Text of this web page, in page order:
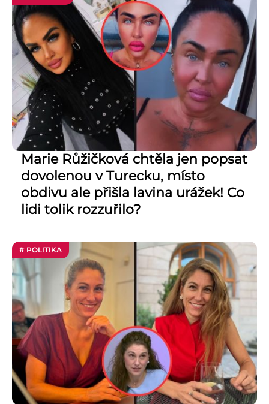
Marie Růžičková chtěla jen popsat
dovolenou v Turecku, místo
obdivu ale přišla lavina urážek! Co
lidi tolik rozzuřilo?
# POLITIKA